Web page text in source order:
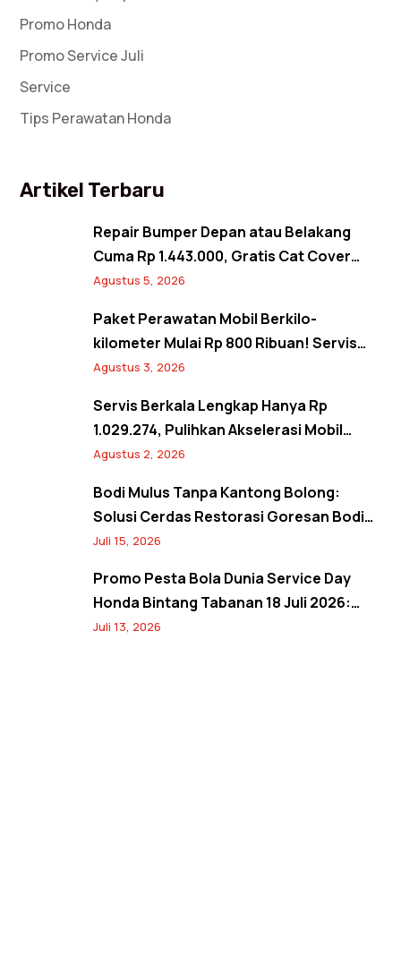
Promo Honda
Promo Service Juli
Service
Tips Perawatan Honda
Artikel Terbaru
Repair Bumper Depan atau Belakang
Cuma Rp 1.443.000, Gratis Cat Cover
Spion! Back to Shine Promo Agustus
Agustus 5, 2026
Paket Perawatan Mobil Berkilo-
kilometer Mulai Rp 800 Ribuan! Servis
Semangat Kemerdekaan Promo Agustus
Agustus 3, 2026
Servis Berkala Lengkap Hanya Rp
1.029.274, Pulihkan Akselerasi Mobil
Seperti Baru! Back to Prime Promo
Agustus 2, 2026
Bodi Mulus Tanpa Kantong Bolong:
Solusi Cerdas Restorasi Goresan Bodi
Mobil Hemat Biaya
Juli 15, 2026
Promo Pesta Bola Dunia Service Day
Honda Bintang Tabanan 18 Juli 2026:
Banjir Diskon Servis hingga 20% dan
Juli 13, 2026